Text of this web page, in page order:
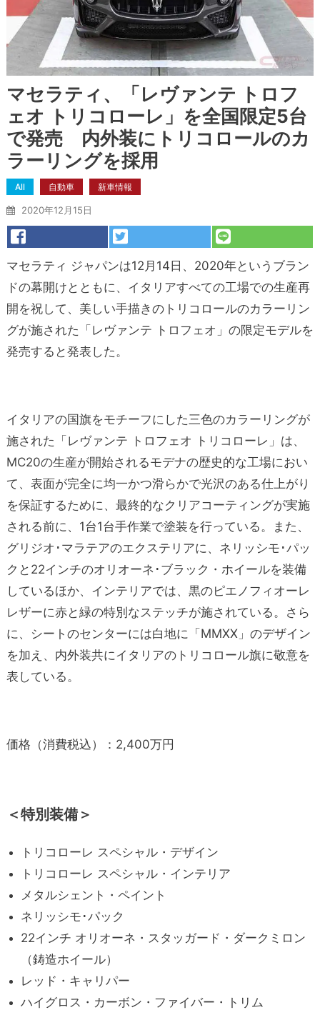
マセラティ、「レヴァンテ トロフ
ェオ トリコローレ」を全国限定5台
で発売 内外装にトリコロールのカ
ラーリングを採用
All 自動車 新車情報
2020年12月15日
マセラティ ジャパンは12月14日、2020年というブラン
ドの幕開けとともに、イタリアすべての工場での生産再
開を祝して、美しい手描きのトリコロールのカラーリン
グが施された「レヴァンテ トロフェオ」の限定モデルを
発売すると発表した。
イタリアの国旗をモチーフにした三色のカラーリングが
施された「レヴァンテ トロフェオ トリコローレ」は、
MC20の生産が開始されるモデナの歴史的な工場におい
て、表面が完全に均一かつ滑らかで光沢のある仕上がり
を保証するために、最終的なクリアコーティングが実施
される前に、1台1台手作業で塗装を行っている。また、
グリジオ･マラテアのエクステリアに、ネリッシモ･パッ
クと22インチのオリオーネ･ブラック・ホイールを装備
しているほか、インテリアでは、黒のピエノフィオーレ
レザーに赤と緑の特別なステッチが施されている。さら
に、シートのセンターには白地に「MMXX」のデザイン
を加え、内外装共にイタリアのトリコロール旗に敬意を
表している。
価格（消費税込）：2,400万円
＜特別装備＞
トリコローレ スペシャル・デザイン
トリコローレ スペシャル・インテリア
メタルシェント・ペイント
ネリッシモ･パック
22インチ オリオーネ・スタッガード・ダークミロン
（鋳造ホイール）
レッド・キャリパー
ハイグロス・カーボン・ファイバー・トリム